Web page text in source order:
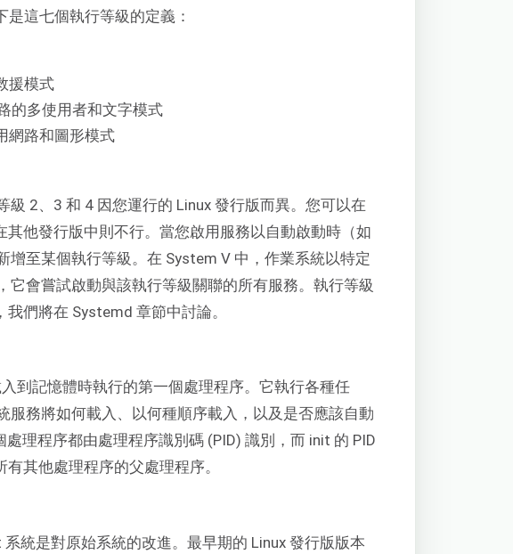
這七個執行等級的定義：
援模式
的多使用者和文字模式
網路和圖形模式
級 2、3 和 4 因您運行的 Linux 發行版而異。您可以在
他發行版中則不行。當您啟用服務以自動啟動時（如
增至某個執行等級。在 System V 中，作業系統以特定
它會嘗試啟動與該執行等級關聯的所有服務。執行等級
們將在 Systemd 章節中討論。
到記憶體時執行的第一個處理程序。它執行各種任
服務將如何載入、以何種順序載入，以及是否應該自動
理程序都由處理程序識別碼 (PID) 識別，而 init 的 PID
其他處理程序的父處理程序。
統是對原始系統的改進。最早期的 Linux 發行版版本